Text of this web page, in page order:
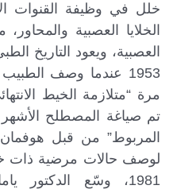
خلل في وظيفة القنوات
الخلايا العصبية
العصبية، ويعود التاريخ
مرة “متلازمة الخيط
تم صياغة المصطلح
لوصف حالات مرضية ذات
1981، وسّع الدكتور